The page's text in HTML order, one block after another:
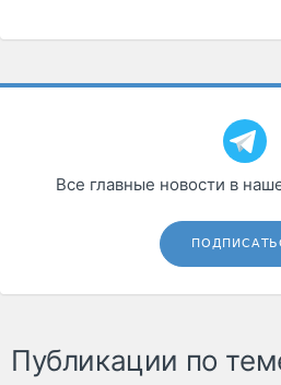
Все главные новости в
Публикации по